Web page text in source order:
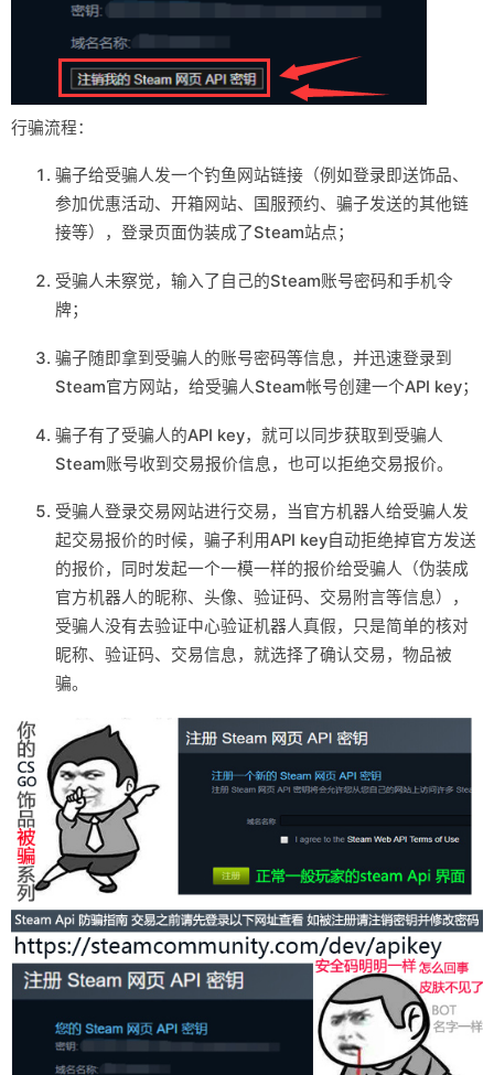
行骗流程：
骗子给受骗人发一个钓鱼网站链接（例如登录即送饰品、
参加优惠活动、开箱网站、国服预约、骗子发送的其他链
接等），登录页面伪装成了Steam站点；
受骗人未察觉，输入了自己的Steam账号密码和手机令
牌；
骗子随即拿到受骗人的账号密码等信息，并迅速登录到
Steam官方网站，给受骗人Steam帐号创建一个API key；
骗子有了受骗人的API key，就可以同步获取到受骗人
Steam账号收到交易报价信息，也可以拒绝交易报价。
受骗人登录交易网站进行交易，当官方机器人给受骗人发
起交易报价的时候，骗子利用API key自动拒绝掉官方发送
的报价，同时发起一个一模一样的报价给受骗人（伪装成
官方机器人的昵称、头像、验证码、交易附言等信息），
受骗人没有去验证中心验证机器人真假，只是简单的核对
昵称、验证码、交易信息，就选择了确认交易，物品被
骗。